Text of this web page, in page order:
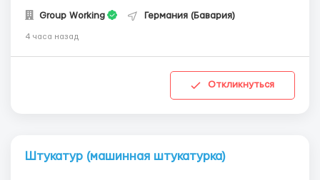
Group Working Германия (Бавария)
4 часа назад
Откликнуться
Штукатур (машинная штукатурка)